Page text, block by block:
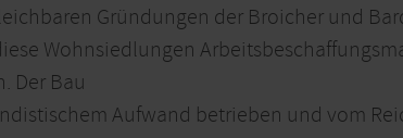
Gründungen der Broicher und
Wohnsiedlungen
Der Bau
Aufwand betrieben und vom